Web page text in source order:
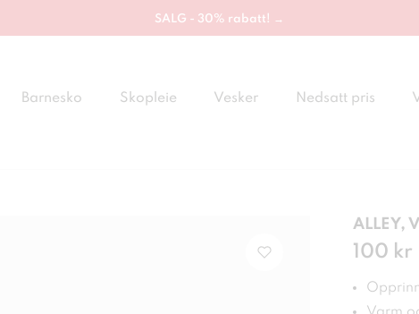
SALG - 30% rabatt! →
Barnesko Skopleie Vesker Nedsatt pris
ALLEY,
Pris:
100 kr